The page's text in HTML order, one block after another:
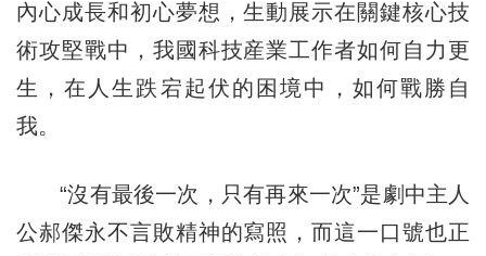
內心成長和初心夢想，生動展示在關鍵核心技
術攻堅戰中，我國科技産業工作者如何自力更
生，在人生跌宕起伏的困境中，如何戰勝自
我。
“沒有最後一次，只有再來一次”是劇中主人
公郝傑永不言敗精神的寫照，而這一口號也正